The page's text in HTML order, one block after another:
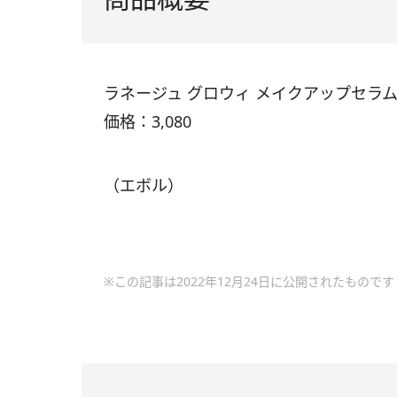
ラネージュ グロウィ メイクアップセラム
価格：3,080
（エボル）
※この記事は2022年12月24日に公開されたものです